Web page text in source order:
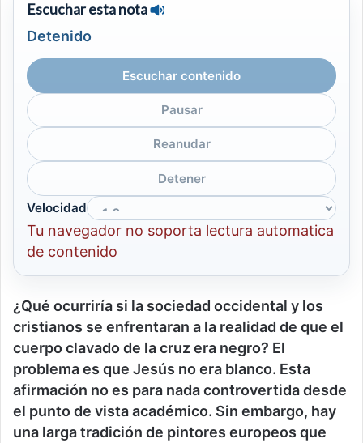
Escuchar esta nota
Detenido
Escuchar contenido
Pausar
Reanudar
Detener
Velocidad
Tu navegador no soporta lectura automatica
de contenido
¿Qué ocurriría si la sociedad occidental y los
cristianos se enfrentaran a la realidad de que el
cuerpo clavado de la cruz era negro? El
problema es que Jesús no era blanco. Esta
afirmación no es para nada controvertida desde
el punto de vista académico. Sin embargo, hay
una larga tradición de pintores europeos que